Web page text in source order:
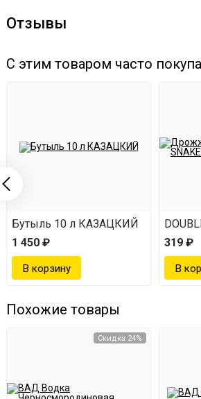
Отзывы
С этим товаром часто
Бутыль 10 л КАЗАЦКИЙ
1 450 ₽
319 ₽
Похожие товары
Скидка 24%